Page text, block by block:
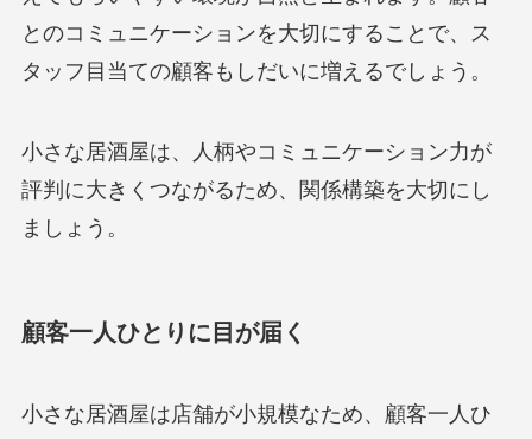
とのコミュニケーションを大切にすることで、ス
タッフ目当ての顧客もしだいに増えるでしょう。
小さな居酒屋は、人柄やコミュニケーション力が
評判に大きくつながるため、関係構築を大切にし
ましょう。
顧客一人ひとりに目が届く
小さな居酒屋は店舗が小規模なため、顧客一人ひ